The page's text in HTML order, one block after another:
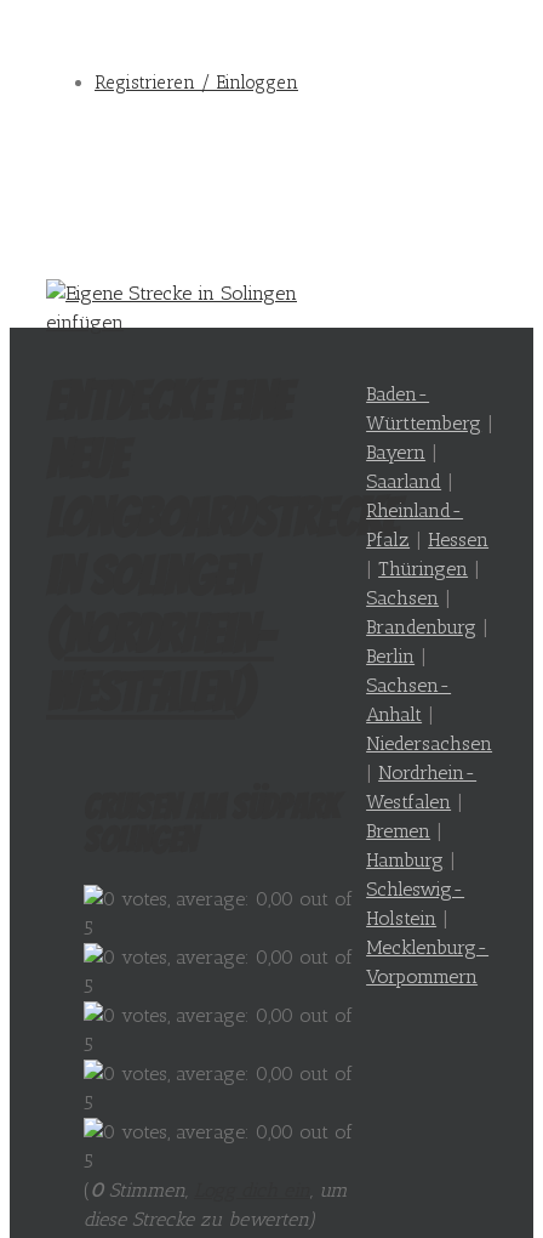
Registrieren / Einloggen
Longboardstrecke
(0Stimmen,
, um
diese Strecke zu bewerten)
Baden-
Württemberg |
Bayern |
Saarland |
Rheinland-
Pfalz | Hessen
|Thüringen |
Sachsen |
Brandenburg |
Berlin |
Sachsen-
Anhalt |
Niedersachsen
| Nordrhein-
Westfalen |
Bremen |
Hamburg |
Schleswig-
Holstein |
Mecklenburg-
Vorpommern